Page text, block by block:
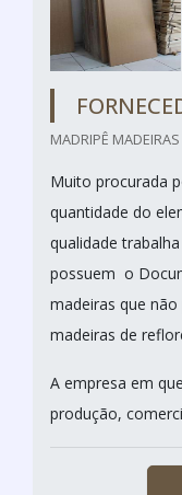
MADRIPÊ
Muito procurada
quantidade do
qualidade
possuem o
madeiras que
madeiras de
A empresa em
produção,